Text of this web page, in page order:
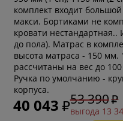
комплект входит
макси. Бортиками не
кровати
до пола). Матрас в
высота матраса - 150 мм.
рассчитаны на вес до
Ручка по умолчанию -
корпуса.
40 043 53 390
выгода 13
* обязательное поле